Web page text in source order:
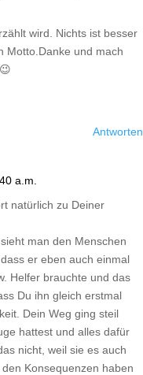
wird. Nichts ist besser
Motto.Danke und mach
Antworten
a.m.
natürlich zu Deiner
man den Menschen
er eben auch einmal
Helfer brauchte und das
Du ihn gleich erstmal
Dein Weg ging steil
hattest und alles dafür
nicht, weil sie es auch
Konsequenzen haben